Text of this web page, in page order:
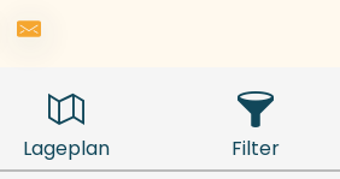
Lageplan Filter